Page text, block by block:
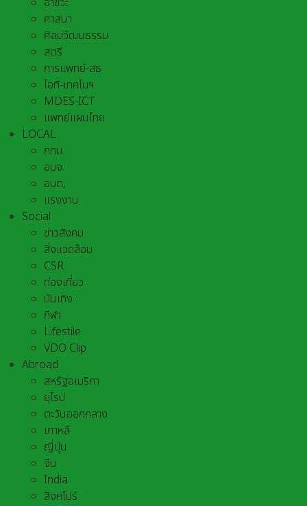
ศาสนา
ศิลปวัฒนธรรม
สตรี
การแพทย์-สธ
ไอที-เทคโนฯ
MDES-ICT
แพทย์แผนไทย
LOCAL
กทม.
อบจ.
อบต,
แรงงาน
Social
ข่าวสังคม
สิ่งแวดล้อม
CSR
ท่องเที่ยว
บันเทิง
กีฬา
Lifestile
VDO Clip
Abroad
สหรัฐอเมริกา
ยุโรป
ตะวันออกกลาง
เกาหลี
ญี่ปุ่น
จีน
India
สิงคโปร์